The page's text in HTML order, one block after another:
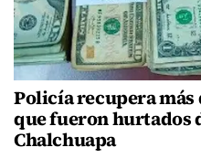
Policía recupera más
que fueron hurtados
Chalchuapa